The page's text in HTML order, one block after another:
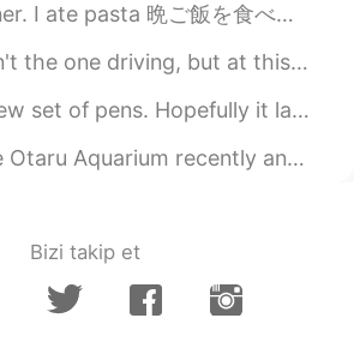
べた. パスタを食べた. ② I had dinner. I had pasta 晩ご飯を済ます. ...
but at this level of concentration on the road, I could actually ...
it lasts long. 😂 I emptied the old set sooner than I though...
and it was amazing! I loved watching the dolphins and sea l...
Bizi takip et